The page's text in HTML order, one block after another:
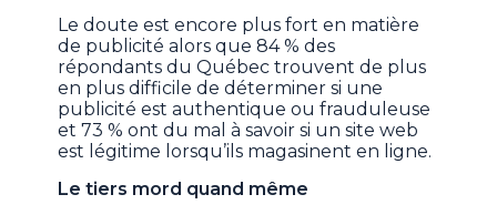
Le doute est encore plus fort en matière
de publicité alors que 84 % des
répondants du Québec trouvent de plus
en plus difficile de déterminer si une
publicité est authentique ou frauduleuse
et 73 % ont du mal à savoir si un site web
est légitime lorsqu’ils magasinent en ligne.
Le tiers mord quand même